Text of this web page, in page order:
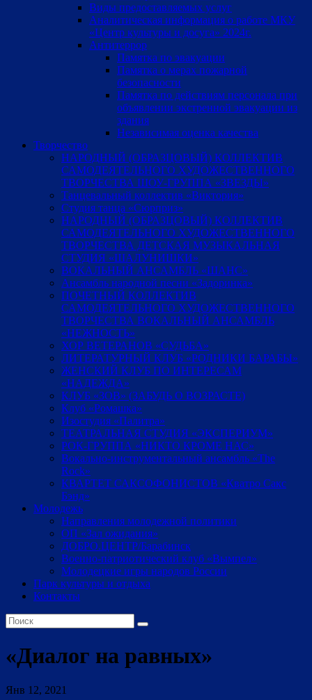
Виды предоставляемых услуг
Аналитическая информация о работе МКУ
«Центр культуры и досуга» 2024г.
Антитеррор
Памятка по эвакуации
Памятка о мерах пожарной
безопасности
Памятка по действиям персонала при
объявлении экстренной эвакуации из
здания
Независимая оценка качества
Творчество
НАРОДНЫЙ (ОБРАЗЦОВЫЙ) КОЛЛЕКТИВ
САМОДЕЯТЕЛЬНОГО ХУДОЖЕСТВЕННОГО
ТВОРЧЕСТВА ШОУ-ГРУППА «ЗВЕЗДЫ»
Танцевальный коллектив «Виктория»
Студия танца «Сюрприз»
НАРОДНЫЙ (ОБРАЗЦОВЫЙ) КОЛЛЕКТИВ
САМОДЕЯТЕЛЬНОГО ХУДОЖЕСТВЕННОГО
ТВОРЧЕСТВА ДЕТСКАЯ МУЗЫКАЛЬНАЯ
СТУДИЯ «ШАЛУНИШКИ»
ВОКАЛЬНЫЙ АНСАМБЛЬ «ШАНС»
Ансамбль народной песни «Задоринка»
ПОЧЕТНЫЙ КОЛЛЕКТИВ
САМОДЕЯТЕЛЬНОГО ХУДОЖЕСТВЕННОГО
ТВОРЧЕСТВА ВОКАЛЬНЫЙ АНСАМБЛЬ
«НЕЖНОСТЬ»
ХОР ВЕТЕРАНОВ «СУДЬБА»
ЛИТЕРАТУРНЫЙ КЛУБ «РОДНИКИ БАРАБЫ»
ЖЕНСКИЙ КЛУБ ПО ИНТЕРЕСАМ
«НАДЕЖДА»
КЛУБ «ЗОВ» (ЗАБУДЬ О ВОЗРАСТЕ)
Клуб «Ромашка»
Изостудия «Палитра»
ТЕАТРАЛЬНАЯ СТУДИЯ «ЭКСПЕРИУМ»
РОК-ГРУППА «НИКТО КРОМЕ НАС»
Вокально-инструментальный ансамбль «The
Rock»
КВАРТЕТ САКСОФОНИСТОВ «Кватро Сакс
Бэнд»
Молодежь
Направления молодежной политики
ОП «Зал ожидания»
ДОБРО.ЦЕНТР/Барабинск
Военно-патриотический клуб «Вымпел»
Молодецкие игры народов России
Парк культуры и отдыха
Контакты
«Диалог на равных»
Янв 12, 2021